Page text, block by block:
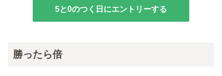
5と0のつく日にエントリーする
勝ったら倍